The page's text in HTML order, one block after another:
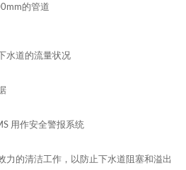
的管道
水道的流量状况
用作安全警报系统
力的清洁工作，以防止下水道阻塞和溢出